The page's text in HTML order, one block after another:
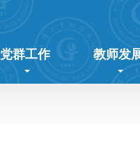
党群工作 教师发